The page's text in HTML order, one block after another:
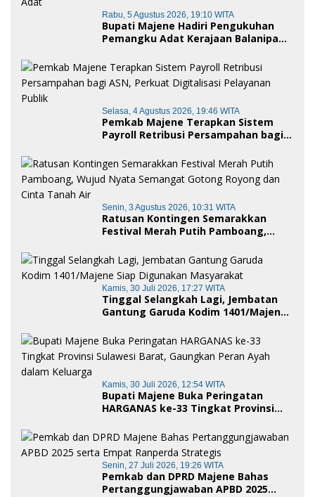
Rabu, 5 Agustus 2026, 19:10 WITA
Bupati Majene Hadiri Pengukuhan
Pemangku Adat Kerajaan Balanipa
Kehormatan Adat
Selasa, 4 Agustus 2026, 19:46 WITA
Pemkab Majene Terapkan Sistem
Payroll Retribusi Persampahan bagi
Publik
Senin, 3 Agustus 2026, 10:31 WITA
Ratusan Kontingen Semarakkan
Festival Merah Putih Pamboang,
Royong dan Cinta Tanah Air
Kamis, 30 Juli 2026, 17:27 WITA
Tinggal Selangkah Lagi, Jembatan
Gantung Garuda Kodim 1401/Majene
Kamis, 30 Juli 2026, 12:54 WITA
Bupati Majene Buka Peringatan
HARGANAS ke-33 Tingkat Provinsi
Ayah dalam Keluarga
Senin, 27 Juli 2026, 19:26 WITA
Pemkab dan DPRD Majene Bahas
Pertanggungjawaban APBD 2025